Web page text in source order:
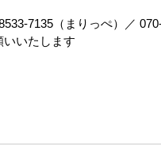
7135（まりっぺ）／
します